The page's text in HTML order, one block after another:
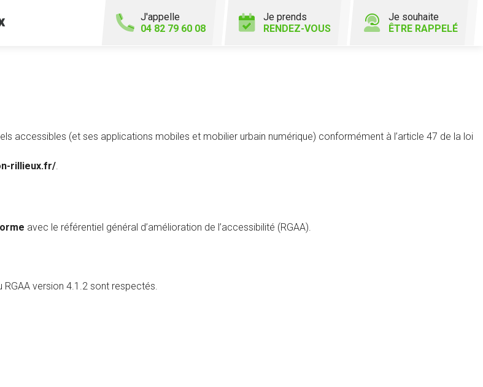
J'appelle
04 82 79 60 08
Je prends
RENDEZ-VOUS
Je souhaite
ÊTRE RAPPELÉ
accessibles (et ses applications mobiles et mobilier urbain numérique) conformément à l’article 47 de la loi
rillieux.fr/.
avec le référentiel général d’amélioration de l’accessibilité (RGAA).
RGAA version 4.1.2 sont respectés.